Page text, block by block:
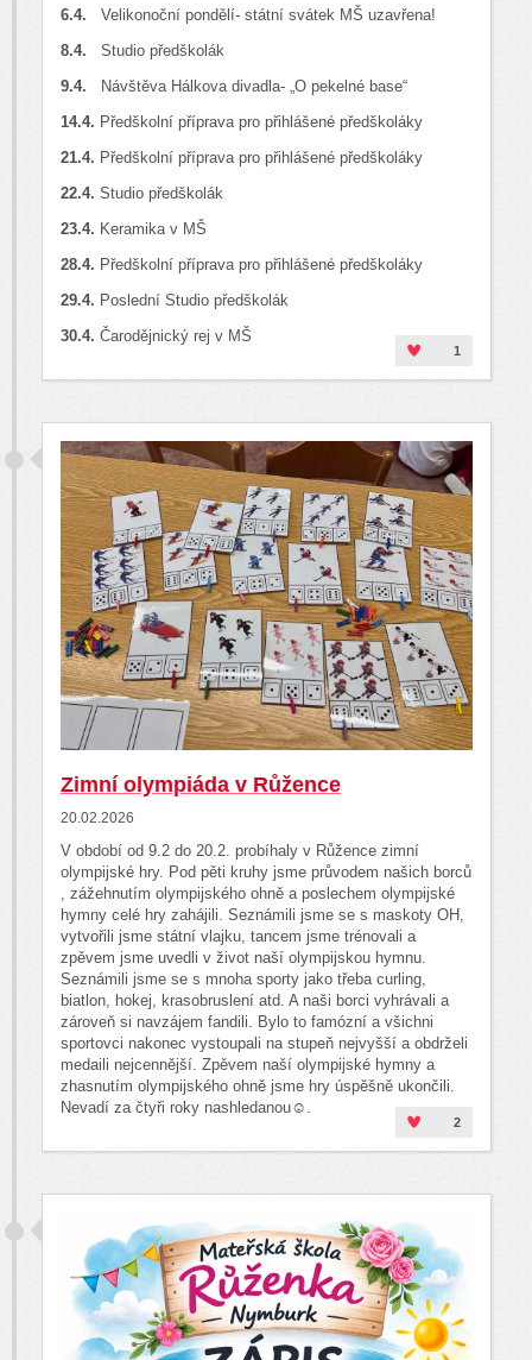
6.4. Velikonoční pondělí- státní svátek MŠ uzavřena!
8.4. Studio předškolák
9.4. Návštěva Hálkova divadla- „O pekelné base“
14.4. Předškolní příprava pro přihlášené předškoláky
21.4. Předškolní příprava pro přihlášené předškoláky
22.4. Studio předškolák
23.4. Keramika v MŠ
28.4. Předškolní příprava pro přihlášené předškoláky
29.4. Poslední Studio předškolák
30.4. Čarodějnický rej v MŠ
1
Zimní olympiáda v Růžence
20.02.2026
V období od 9.2 do 20.2. probíhaly v Růžence zimní
olympijské hry. Pod pěti kruhy jsme průvodem našich borců
, zážehnutím olympijského ohně a poslechem olympijské
hymny celé hry zahájili. Seznámili jsme se s maskoty OH,
vytvořili jsme státní vlajku, tancem jsme trénovali a
zpěvem jsme uvedli v život naší olympijskou hymnu.
Seznámili jsme se s mnoha sporty jako třeba curling,
biatlon, hokej, krasobruslení atd. A naši borci vyhrávali a
zároveň si navzájem fandili. Bylo to famózní a všichni
sportovci nakonec vystoupali na stupeň nejvyšší a obdrželi
medaili nejcennější. Zpěvem naší olympijské hymny a
zhasnutím olympijského ohně jsme hry úspěšně ukončili.
Nevadí za čtyři roky nashledanou☺️.
2